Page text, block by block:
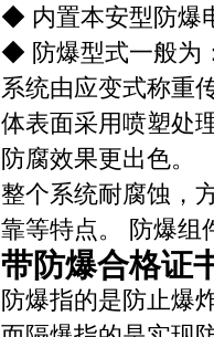
◆ 内置本安型防爆
◆ 防爆型式一般为
系统由应变式称重
体表面采用喷塑处
防腐效果更出色。
整个系统耐腐蚀，
靠等特点。 防爆组
带防爆合格证
防爆指的是防止爆